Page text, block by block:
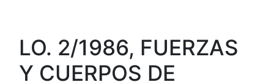
LO. 2/1986, FUERZAS
Y CUERPOS DE